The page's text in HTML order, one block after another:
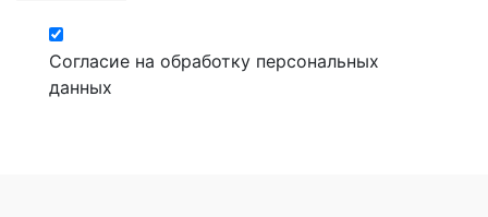
Согласие на обработку персональных
данных